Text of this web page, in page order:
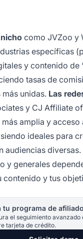
como JVZoo y
específicas
y contenido de
tasas de
unidas. Las
y CJ Affiliate
amplia y acceso
ideales para
audiencias
y generales
contenido y tus
tu programa de
el seguimiento avanzado
tarjeta de crédito.